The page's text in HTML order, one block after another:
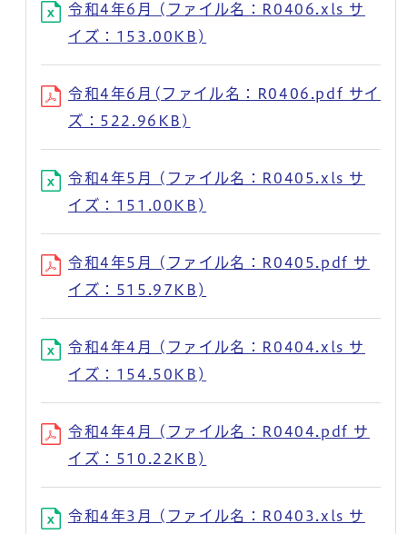
令和4年6月 (ファイル名：R0406.xls サ
イズ：153.00KB)
令和4年6月(ファイル名：R0406.pdf サイ
ズ：522.96KB)
令和4年5月 (ファイル名：R0405.xls サ
イズ：151.00KB)
令和4年5月 (ファイル名：R0405.pdf サ
イズ：515.97KB)
令和4年4月 (ファイル名：R0404.xls サ
イズ：154.50KB)
令和4年4月 (ファイル名：R0404.pdf サ
イズ：510.22KB)
令和4年3月 (ファイル名：R0403.xls サ